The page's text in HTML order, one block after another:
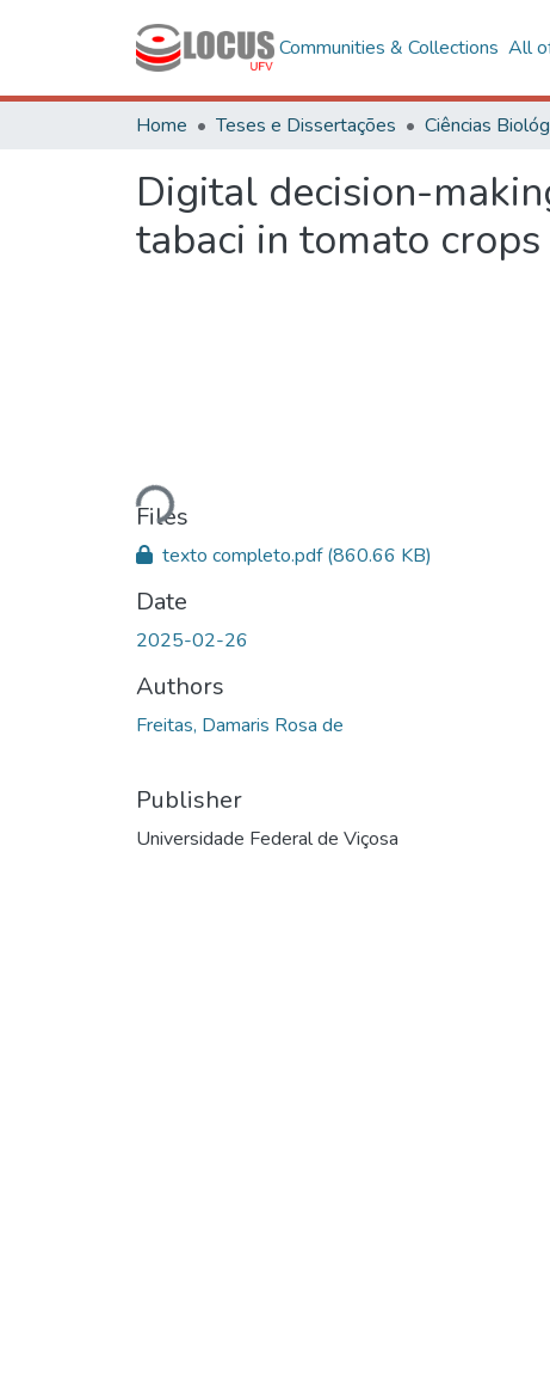
Communities & Collections All
Home Teses e Dissertações
Digital decision-
tabaci in tomato crops
Loading...
Files
texto completo.pdf(860.66 KB)
Date
2025-02-26
Authors
Freitas, Damaris Rosa de
Publisher
Universidade Federal de Viçosa